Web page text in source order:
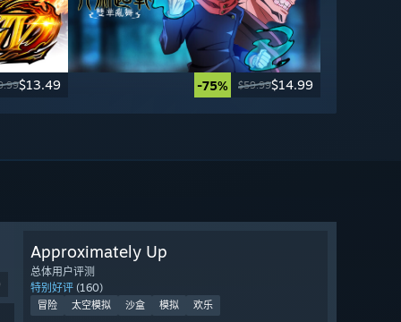
$13.49 -75% $59.99$14.99
Approximately Up
总体用户评测
特别好评 (160)
冒险 太空模拟 沙盒 模拟 欢乐